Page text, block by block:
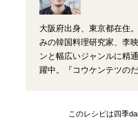
大阪府出身、東京都在住
みの韓国料理研究家、李
ンと幅広いジャンルに精
躍中。『コウケンテツの
このレシピは四季